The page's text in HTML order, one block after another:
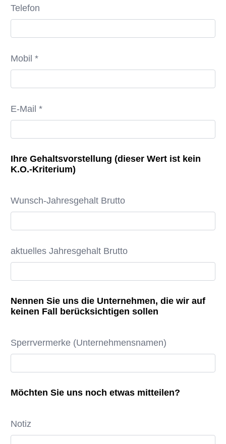
Telefon
Mobil *
E-Mail *
Ihre Gehaltsvorstellung (dieser Wert ist kein
K.O.-Kriterium)
Wunsch-Jahresgehalt Brutto
aktuelles Jahresgehalt Brutto
Nennen Sie uns die Unternehmen, die wir auf
keinen Fall berücksichtigen sollen
Sperrvermerke (Unternehmensnamen)
Möchten Sie uns noch etwas mitteilen?
Notiz